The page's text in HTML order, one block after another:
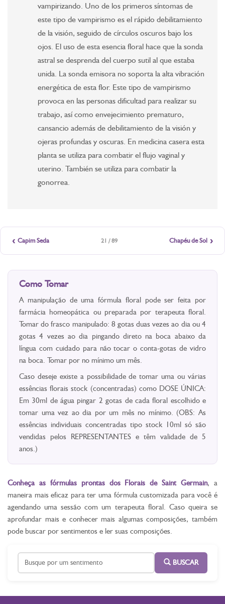
vampirizando. Uno de los primeros síntomas de
este tipo de vampirismo es el rápido debilitamiento
de la visión, seguido de círculos oscuros bajo los
ojos. El uso de esta esencia floral hace que la sonda
astral se desprenda del cuerpo sutil al que estaba
unida. La sonda emisora ​​no soporta la alta vibración
energética de esta flor. Este tipo de vampirismo
provoca en las personas dificultad para realizar su
trabajo, así como envejecimiento prematuro,
cansancio además de debilitamiento de la visión y
ojeras profundas y oscuras. En medicina casera esta
planta se utiliza para combatir el flujo vaginal y
uterino. También se utiliza para combatir la
gonorrea.
‹ Capim Seda 21 / 89 Chapéu de Sol ›
Como Tomar
A manipulação de uma fórmula floral pode ser feita por
farmácia homeopática ou preparada por terapeuta floral.
Tomar do frasco manipulado: 8 gotas duas vezes ao dia ou 4
gotas 4 vezes ao dia pingando direto na boca abaixo da
língua com cuidado para não tocar o conta-gotas de vidro
na boca. Tomar por no mínimo um mês.
Caso deseje existe a possibilidade de tomar uma ou várias
essências florais stock (concentradas) como DOSE ÚNICA:
Em 30ml de água pingar 2 gotas de cada floral escolhido e
tomar uma vez ao dia por um mês no mínimo. (OBS: As
essências individuais concentradas tipo stock 10ml só são
vendidas pelos REPRESENTANTES e têm validade de 5
anos.)
Conheça as fórmulas prontas dos Florais de Saint Germain, a
maneira mais eficaz para ter uma fórmula customizada para você é
agendando uma sessão com um terapeuta floral. Caso queira se
aprofundar mais e conhecer mais algumas composições, também
pode buscar por sentimentos e ler suas composições.
BUSCAR